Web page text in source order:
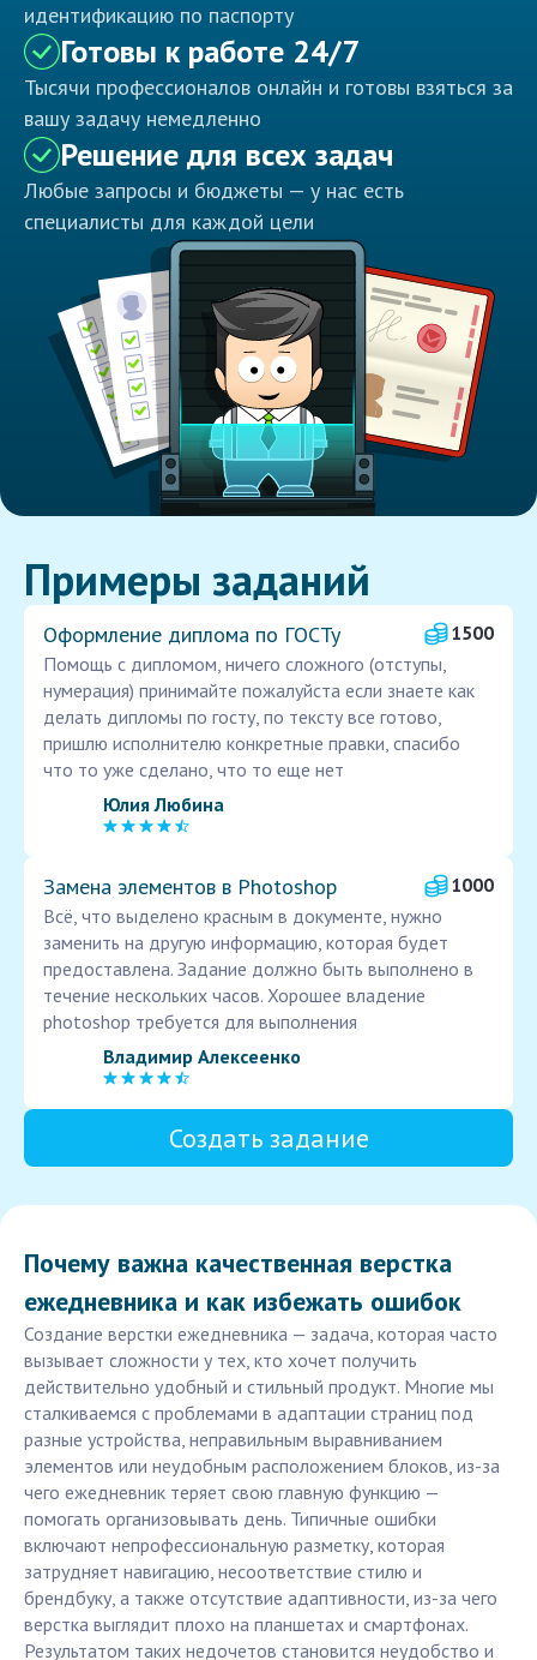
идентификацию по паспорту
Готовы к работе 24/7
Тысячи профессионалов онлайн и готовы взяться за
вашу задачу немедленно
Решение для всех задач
Любые запросы и бюджеты — у нас есть
специалисты для каждой цели
Примеры заданий
Оформление диплома по ГОСТу
1500
Помощь с дипломом, ничего сложного (отступы,
нумерация) принимайте пожалуйста если знаете как
делать дипломы по госту, по тексту все готово,
пришлю исполнителю конкретные правки, спасибо
что то уже сделано, что то еще нет
Юлия Любина
Замена элементов в Photoshop
1000
Всё, что выделено красным в документе, нужно
заменить на другую информацию, которая будет
предоставлена. Задание должно быть выполнено в
течение нескольких часов. Хорошее владение
photoshop требуется для выполнения
Владимир Алексеенко
Создать задание
Почему важна качественная верстка
ежедневника и как избежать ошибок
Создание верстки ежедневника — задача, которая часто
вызывает сложности у тех, кто хочет получить
действительно удобный и стильный продукт. Многие мы
сталкиваемся с проблемами в адаптации страниц под
разные устройства, неправильным выравниванием
элементов или неудобным расположением блоков, из-за
чего ежедневник теряет свою главную функцию —
помогать организовывать день. Типичные ошибки
включают непрофессиональную разметку, которая
затрудняет навигацию, несоответствие стилю и
брендбуку, а также отсутствие адаптивности, из-за чего
верстка выглядит плохо на планшетах и смартфонах.
Результатом таких недочетов становится неудобство и